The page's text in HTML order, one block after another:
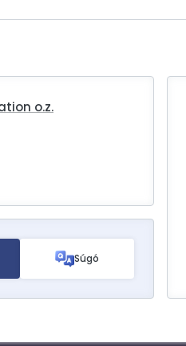
o.z.
Súgó